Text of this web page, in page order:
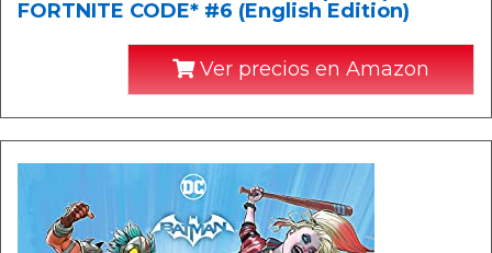
FORTNITE CODE* #6 (English Edition)
Ver precios en Amazon